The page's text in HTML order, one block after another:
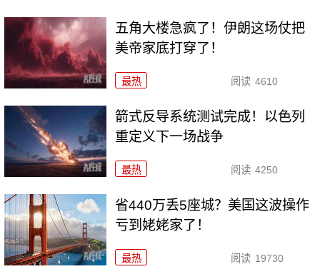
五角大楼急疯了！伊朗这场仗把
美帝家底打穿了！
最热 阅读 4610
箭式反导系统测试完成！以色列
重定义下一场战争
最热 阅读 4250
省440万丢5座城？美国这波操作
亏到姥姥家了！
最热 阅读 19730